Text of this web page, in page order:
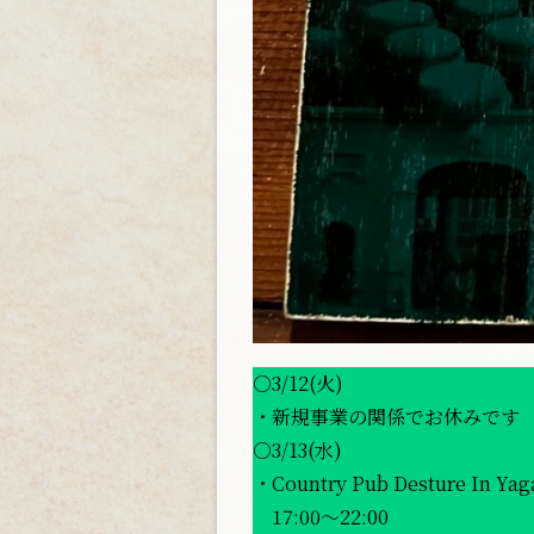
○3/12(火)
・新規事業の関係でお休みです
○3/13(水)
・Country Pub Desture In
17:00〜22:00